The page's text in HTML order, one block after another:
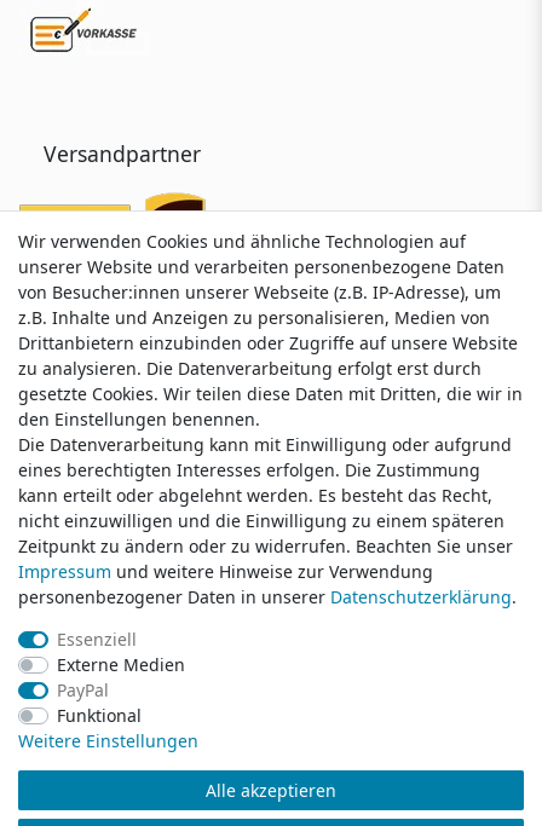
Versandpartner
Service & Kontakt
Wünschen Sie einen Rückruf?
service@klamato.de
Schreiben Sie uns:
service@klamato.de
Durchschnittliche Bewertung von
Bewertungsgrundlage des Anbieters: 5 Verkaufs- und 3 Bewertungsplattformen
© Copyright 2026 klamato.de | Alle Rechte vorbehalten.
Wir verwenden Cookies und ähnliche Technologien auf
unserer Website und verarbeiten personenbezogene Daten
von Besucher:innen unserer Webseite (z.B. IP-Adresse), um
z.B. Inhalte und Anzeigen zu personalisieren, Medien von
Drittanbietern einzubinden oder Zugriffe auf unsere Website
zu analysieren. Die Datenverarbeitung erfolgt erst durch
gesetzte Cookies. Wir teilen diese Daten mit Dritten, die wir in
den Einstellungen benennen.
Die Datenverarbeitung kann mit Einwilligung oder aufgrund
eines berechtigten Interesses erfolgen. Die Zustimmung
kann erteilt oder abgelehnt werden. Es besteht das Recht,
nicht einzuwilligen und die Einwilligung zu einem späteren
Zeitpunkt zu ändern oder zu widerrufen. Beachten Sie unser
Impressum und weitere Hinweise zur Verwendung
personenbezogener Daten in unserer Daten­schutz­erklärung.
Essenziell
Externe Medien
PayPal
Funktional
Weitere Einstellungen
Alle akzeptieren
Wir verwenden Cookies und ähnliche Technologien auf
unserer Website und verarbeiten personenbezogene Daten
von Besucher:innen unserer Webseite (z.B. IP-Adresse), um
z.B. Inhalte und Anzeigen zu personalisieren, Medien von
Drittanbietern einzubinden oder Zugriffe auf unsere Website
zu analysieren. Die Datenverarbeitung erfolgt erst durch
gesetzte Cookies. Wir teilen diese Daten mit Dritten, die wir in
den Einstellungen benennen.
Die Datenverarbeitung kann mit Einwilligung oder aufgrund
eines berechtigten Interesses erfolgen. Die Zustimmung
kann erteilt oder abgelehnt werden. Es besteht das Recht,
nicht einzuwilligen und die Einwilligung zu einem späteren
Zeitpunkt zu ändern oder zu widerrufen. Beachten Sie unser
Impressum und weitere Hinweise zur Verwendung
personenbezogener Daten in unserer Daten­schutz­erklärung.
Essenziell
Externe Medien
PayPal
Funktional
Weitere Einstellungen
Alle akzeptieren